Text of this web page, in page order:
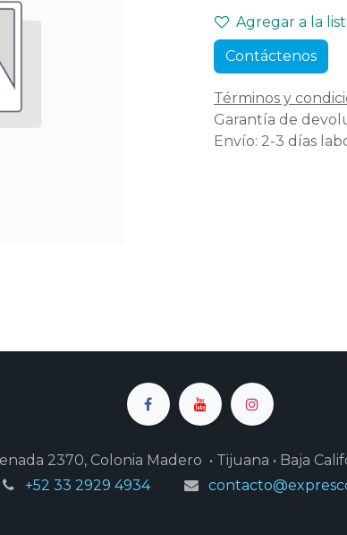
Agregar a la
Contáctenos
Términos y
Garantía de
Envío: 2-3 días
2370, Colonia Madero • Tijuana • Baja
+52 33 2929 4934